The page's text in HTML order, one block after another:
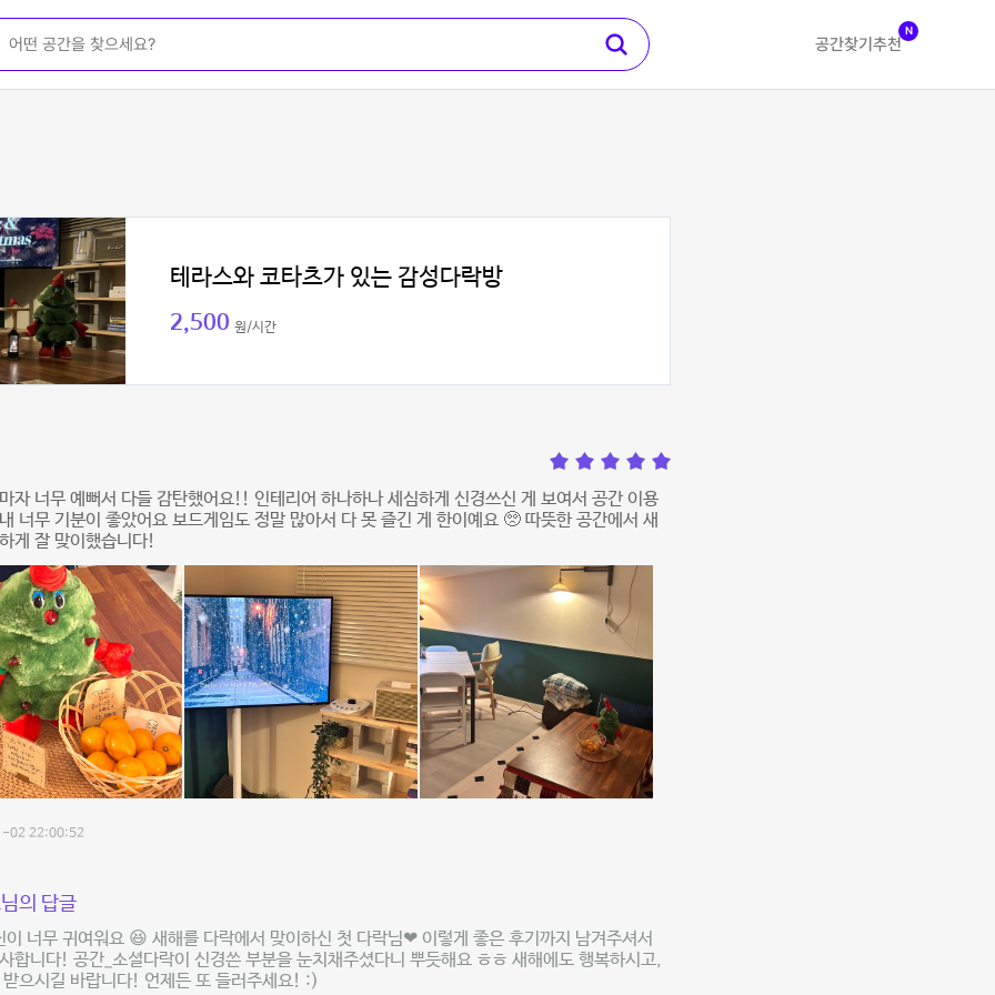
공간찾기 추천
N
테라스와 코타츠가 있는 감성다락방
2,500 원/시간
자 너무 예뻐서 다들 감탄했어요!! 인테리어 하나하나 세심하게 신경쓰신 게 보여서 공간 이용
너무 기분이 좋았어요 보드게임도 정말 많아서 다 못 즐긴 게 한이예요 🥺 따뜻한 공간에서 새
게 잘 맞이했습니다!
02 22:00:52
의 답글
너무 귀여워요 😆 새해를 다락에서 맞이하신 첫 다락님❤ 이렇게 좋은 후기까지 남겨주셔서
합니다! 공간_소셜다락이 신경쓴 부분을 눈치채주셨다니 뿌듯해요 ㅎㅎ 새해에도 행복하시고,
받으시길 바랍니다! 언제든 또 들러주세요! :)